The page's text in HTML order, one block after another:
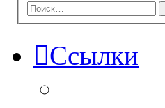
Ссылки